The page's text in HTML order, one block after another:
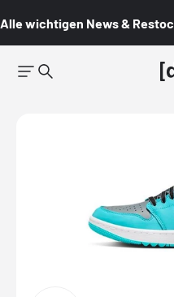
Alle wichtigen News &